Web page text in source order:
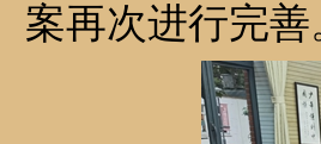
案再次进行完善